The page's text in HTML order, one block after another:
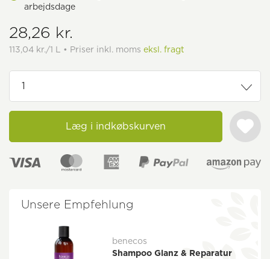
arbejdsdage
28,26 kr.
113,04 kr./1 L • Priser inkl. moms eksl. fragt
Læg i indkøbskurven
Unsere Empfehlung
benecos
Shampoo Glanz & Reparatur